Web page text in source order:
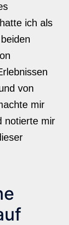
ich als
von
mir
notierte mir